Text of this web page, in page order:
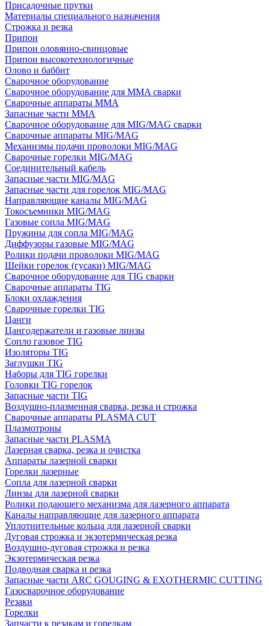
Присадочные прутки
Материалы специального назначения
Строжка и резка
Припои
Припои оловянно-свинцовые
Припои высокотехнологичные
Олово и баббит
Сварочное оборудование
Сварочное оборудование для MMA сварки
Сварочные аппараты MMA
Запасные части MMA
Сварочное оборудование для MIG/MAG сварки
Сварочные аппараты MIG/MAG
Механизмы подачи проволоки MIG/MAG
Сварочные горелки MIG/MAG
Соединительный кабель
Запасные части MIG/MAG
Запасные части для горелок MIG/MAG
Направляющие каналы MIG/MAG
Токосъемники MIG/MAG
Газовые сопла MIG/MAG
Пружины для сопла MIG/MAG
Диффузоры газовые MIG/MAG
Ролики подачи проволоки MIG/MAG
Шейки горелок (гусаки) MIG/MAG
Сварочное оборудование для TIG сварки
Сварочные аппараты TIG
Блоки охлаждения
Сварочные горелки TIG
Цанги
Цангодержатели и газовые линзы
Сопло газовое TIG
Изоляторы TIG
Заглушки TIG
Наборы для TIG горелки
Головки TIG горелок
Запасные части TIG
Воздушно-плазменная сварка, резка и строжка
Сварочные аппараты PLASMA CUT
Плазмотроны
Запасные части PLASMA
Лазерная сварка, резка и очистка
Аппараты лазерной сварки
Горелки лазерные
Сопла для лазерной сварки
Линзы для лазерной сварки
Ролики подающего механизма для лазерного аппарата
Каналы направляющие для лазерного аппарата
Уплотнительные кольца для лазерной сварки
Дуговая строжка и экзотермическая резка
Воздушно-дуговая строжка и резка
Экзотермическая резка
Подводная сварка и резка
Запасные части ARC GOUGING & EXOTHERMIC CUTTING
Газосварочное оборудование
Резаки
Горелки
Запчасти к резакам и горелкам